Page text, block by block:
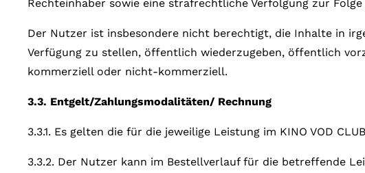
Rechteinhaber sowie eine strafrechtliche Verfolgung zur Folge
Der Nutzer ist insbesondere nicht berechtigt, die Inhalte in
Verfügung zu stellen, öffentlich wiederzugeben, öffentlich
kommerziell oder nicht-kommerziell.
3.3. Entgelt/Zahlungsmodalitäten/ Rechnung
3.3.1. Es gelten die für die jeweilige Leistung im KINO VOD
3.3.2. Der Nutzer kann im Bestellverlauf für die betreffende